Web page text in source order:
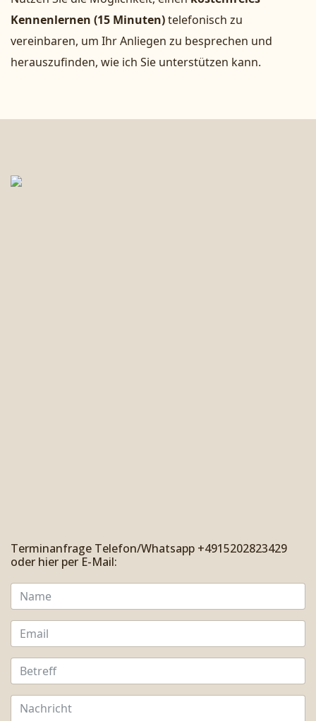
Kennenlernen (15 Minuten)telefonisch zu
vereinbaren, um Ihr Anliegen zu besprechen und
herauszufinden, wie ich Sie unterstützen kann.
Terminanfrage Telefon/Whatsapp +4915202823429
oder hier per E-Mail: